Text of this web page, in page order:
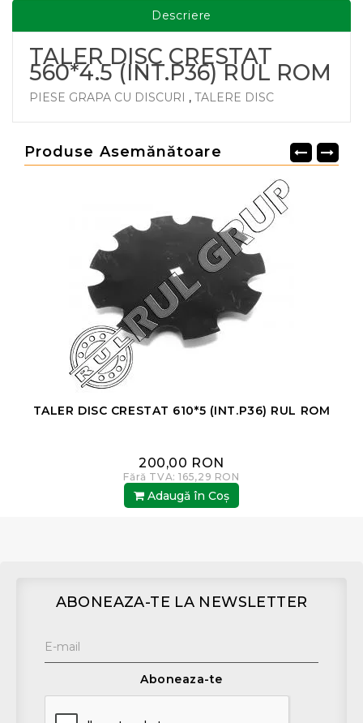
Descriere
TALER DISC CRESTAT
560*4.5 (INT.P36) RUL ROM
PIESE GRAPA CU DISCURI , TALERE DISC
Produse Asemănătoare
TALER DISC CRESTAT 610*5 (INT.P36) RUL ROM
200,00 RON
Fără TVA: 165,29 RON
Adaugă în Coş
ABONEAZA-TE LA NEWSLETTER
Aboneaza-te